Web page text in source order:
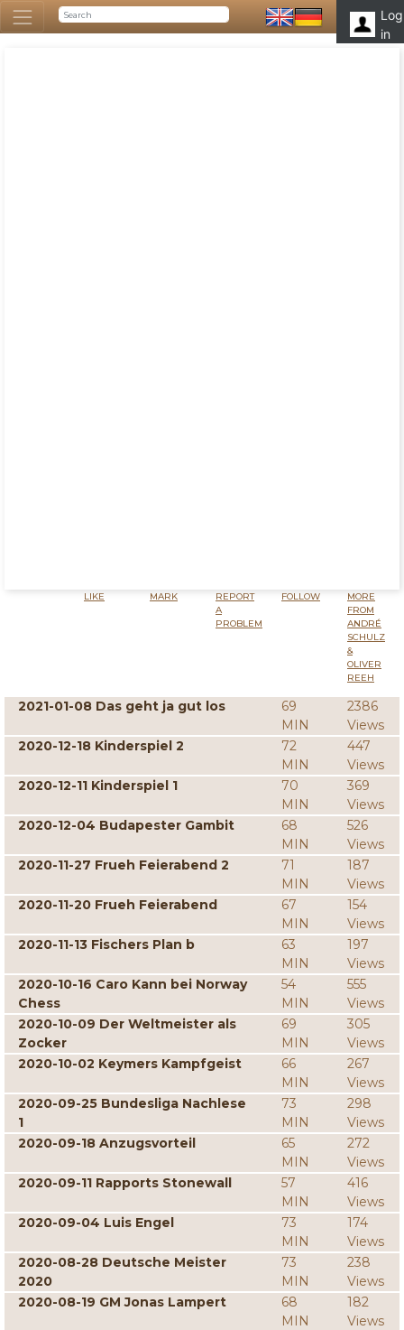
Log
in
LIKE MARK
REPORT
A
PROBLEM
FOLLOW
MORE
FROM
ANDRÉ
SCHULZ
&
OLIVER
REEH
2021-01-08 Das geht ja gut los
69
MIN
2386
Views
2020-12-18 Kinderspiel 2
72
MIN
447
Views
2020-12-11 Kinderspiel 1
70
MIN
369
Views
2020-12-04 Budapester Gambit
68
MIN
526
Views
2020-11-27 Frueh Feierabend 2
71
MIN
187
Views
2020-11-20 Frueh Feierabend
67
MIN
154
Views
2020-11-13 Fischers Plan b
63
MIN
197
Views
2020-10-16 Caro Kann bei Norway
Chess
54
MIN
555
Views
2020-10-09 Der Weltmeister als
Zocker
69
MIN
305
Views
2020-10-02 Keymers Kampfgeist
66
MIN
267
Views
2020-09-25 Bundesliga Nachlese
1
73
MIN
298
Views
2020-09-18 Anzugsvorteil
65
MIN
272
Views
2020-09-11 Rapports Stonewall
57
MIN
416
Views
2020-09-04 Luis Engel
73
MIN
174
Views
2020-08-28 Deutsche Meister
2020
73
MIN
238
Views
2020-08-19 GM Jonas Lampert
68
MIN
182
Views